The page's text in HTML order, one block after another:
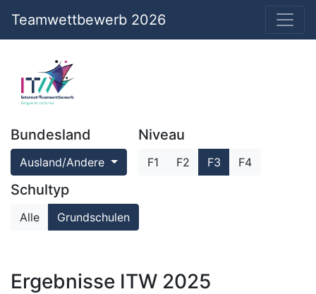
Teamwettbewerb 2026
Bundesland
Ausland/Andere
Niveau
F1 F2 F3 F4
Schultyp
Alle Grundschulen
Ergebnisse ITW 2025